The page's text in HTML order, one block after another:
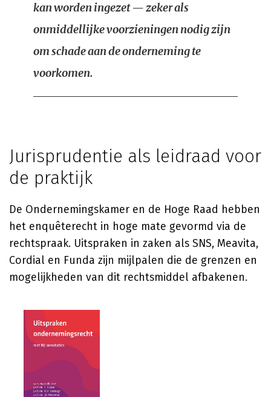
kan worden ingezet — zeker als
onmiddellijke voorzieningen nodig zijn
om schade aan de onderneming te
voorkomen.
Jurisprudentie als leidraad voor
de praktijk
De Ondernemingskamer en de Hoge Raad hebben
het enquêterecht in hoge mate gevormd via de
rechtspraak. Uitspraken in zaken als SNS, Meavita,
Cordial en Funda zijn mijlpalen die de grenzen en
mogelijkheden van dit rechtsmiddel afbakenen.